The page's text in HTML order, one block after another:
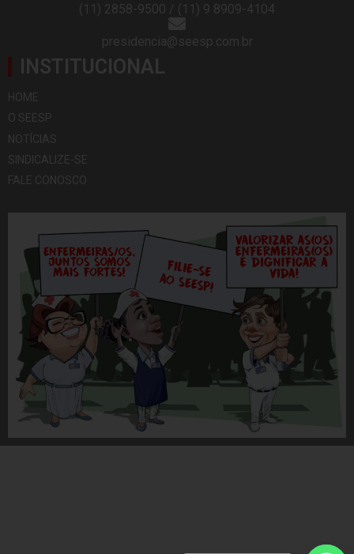
(11) 2858-9500 / (11) 9 8909-4104
presidencia@seesp.com.br
INSTITUCIONAL
HOME
O SEESP
NOTÍCIAS
SINDICALIZE-SE
FALE CONOSCO